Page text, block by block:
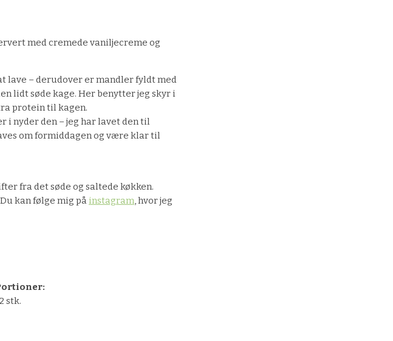
med cremede vaniljecreme og
lave – derudover er mandler fyldt med
lidt søde kage. Her benytter jeg skyr i
protein til kagen.
i nyder den – jeg har lavet den til
om formiddagen og være klar til
fra det søde og saltede køkken.
kan følge mig på instagram, hvor jeg
stk.